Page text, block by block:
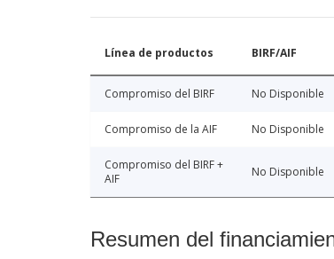
Línea de productos BIRF/AIF
Compromiso del BIRF No Disponible
Compromiso de la AIF No Disponible
Compromiso del BIRF +
AIF
No Disponible
Resumen del